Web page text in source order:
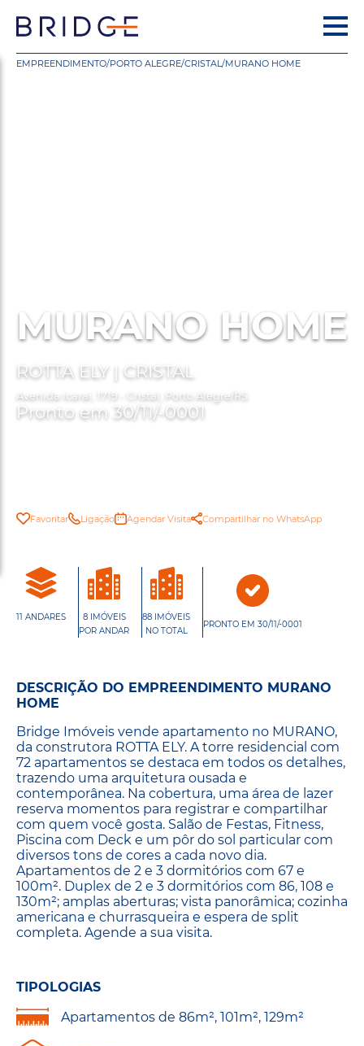
EMPREENDIMENTO/PORTO ALEGRE/CRISTAL/MURANO HOME
MURANO HOME
ROTTA ELY | CRISTAL
Avenida Icaraí, 1719 - Cristal, Porto Alegre/RS
Pronto em 30/11/-0001
Favoritar Ligação Agendar Visita Compartilhar no WhatsApp
11 ANDARES
8 IMÓVEIS
POR ANDAR
88 IMÓVEIS
NO TOTAL
PRONTO EM 30/11/-0001
DESCRIÇÃO DO EMPREENDIMENTO MURANO
HOME
Bridge Imóveis vende apartamento no MURANO,
da construtora ROTTA ELY. A torre residencial com
72 apartamentos se destaca em todos os detalhes,
trazendo uma arquitetura ousada e
contemporânea. Na cobertura, uma área de lazer
reserva momentos para registrar e compartilhar
com quem você gosta. Salão de Festas, Fitness,
Piscina com Deck e um pôr do sol particular com
diversos tons de cores a cada novo dia.
Apartamentos de 2 e 3 dormitórios com 67 e
100m². Duplex de 2 e 3 dormitórios com 86, 108 e
130m²; amplas aberturas; vista panorâmica; cozinha
americana e churrasqueira e espera de split
completa. Agende a sua visita.
TIPOLOGIAS
Apartamentos de 86m², 101m², 129m²